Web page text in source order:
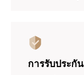
การรับประกั